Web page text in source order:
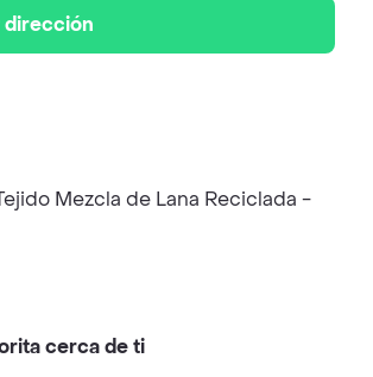
dirección
Mezcla de Lana Reciclada -
cerca de ti